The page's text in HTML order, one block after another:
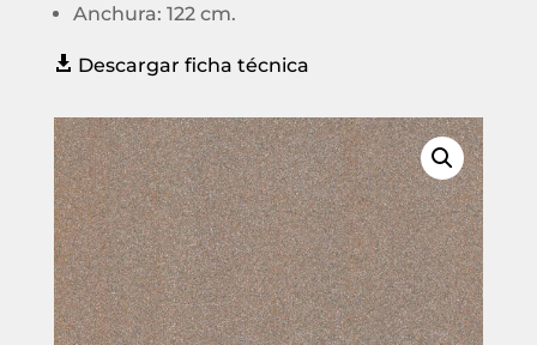
Anchura: 122 cm.
 Descargar ficha técnica